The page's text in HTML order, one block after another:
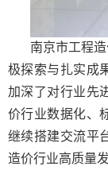
南京市工程
极探索与扎实成
加深了对行业先
价行业数据化、
继续搭建交流平
造价行业高质量发